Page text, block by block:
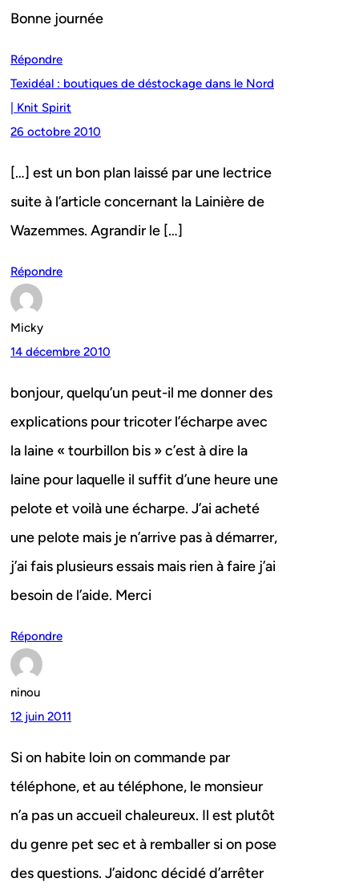
Bonne journée
Répondre
Texidéal : boutiques de déstockage dans le Nord
| Knit Spirit
26 octobre 2010
[…] est un bon plan laissé par une lectrice
suite à l’article concernant la Lainière de
Wazemmes. Agrandir le […]
Répondre
Micky
14 décembre 2010
bonjour, quelqu’un peut-il me donner des
explications pour tricoter l’écharpe avec
la laine « tourbillon bis » c’est à dire la
laine pour laquelle il suffit d’une heure une
pelote et voilà une écharpe. J’ai acheté
une pelote mais je n’arrive pas à démarrer,
j’ai fais plusieurs essais mais rien à faire j’ai
besoin de l’aide. Merci
Répondre
ninou
12 juin 2011
Si on habite loin on commande par
téléphone, et au téléphone, le monsieur
n’a pas un accueil chaleureux. Il est plutôt
du genre pet sec et à remballer si on pose
des questions. J’aidonc décidé d’arrêter